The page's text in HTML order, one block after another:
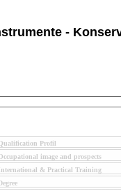
-
Profil
image and prospects
& Practical Training